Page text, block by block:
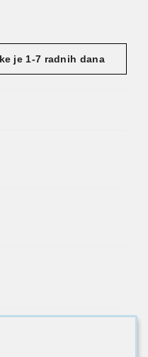
je 1-7 radnih dana